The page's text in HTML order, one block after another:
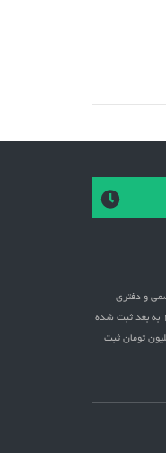
و دفتری
است. زوجینی که عقد آن‌ها از سال 1399 به بعد ثبت شده
برای دریافت وام ازدواج 1404 به مبلغ 300 میلیون تومان ثبت